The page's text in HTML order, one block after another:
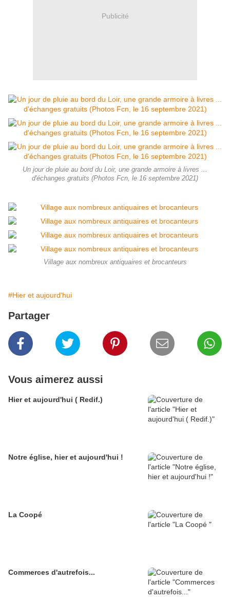
Publicité
Un jour de pluie au bord du Loir, une grande armoire à livres ...
d'échanges gratuits (Photos Fcn, le 16 septembre 2021)
Village aux nombreux antiquaires et brocanteurs
#Hier et aujourd'hui
Partager
Vous aimerez aussi
Hier et aujourd'hui ( Redif.)
Notre église, hier et aujourd'hui !
La Coopé
Commerces d'autrefois...